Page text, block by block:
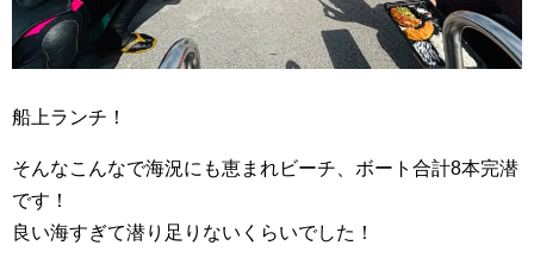
船上ランチ！
そんなこんなで海況にも恵まれビーチ、ボート合計8本完潜
です！
良い海すぎて潜り足りないくらいでした！